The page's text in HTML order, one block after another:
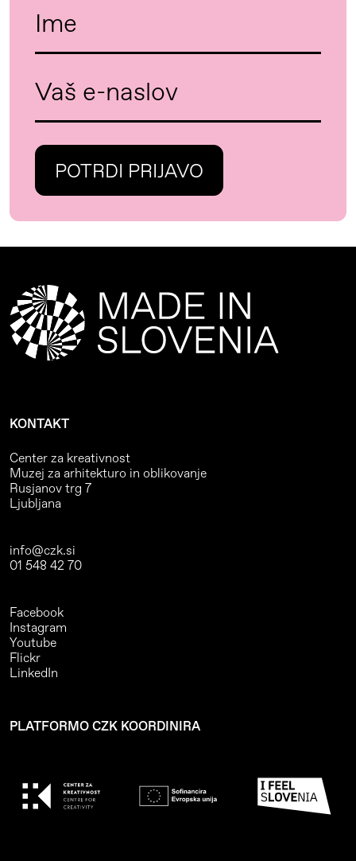
PLATFORMO CZK KOORDINIRA
KONTAKT
Center za kreativnost
Muzej za arhitekturo in oblikovanje
Rusjanov trg 7
Ljubljana
info@czk.si
01 548 42 70
Facebook
Instagram
Youtube
Flickr
LinkedIn